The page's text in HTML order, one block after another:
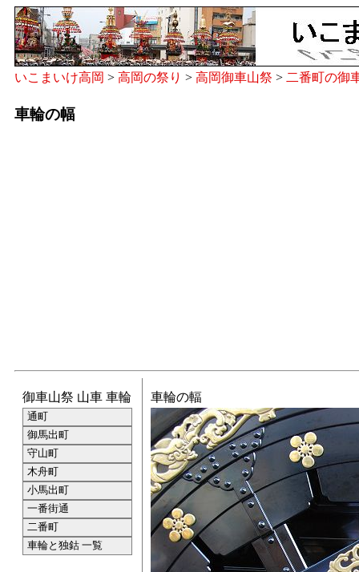
いこまいけ高岡 > 高岡の祭り > 高岡御車山祭 > 二番町の御
車輪の幅
車輪の輻
御車山祭 山車 車輪
通町
御馬出町
守山町
木舟町
小馬出町
一番街通
二番町
車輪と独鈷 一覧